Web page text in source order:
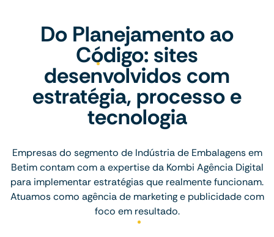
Do Planejamento ao
Código: sites
desenvolvidos com
estratégia, processo e
tecnologia
Empresas do segmento de Indústria de Embalagens em
Betim contam com a expertise da Kombi Agência Digital
para implementar estratégias que realmente funcionam.
Atuamos como agência de marketing e publicidade com
foco em resultado.